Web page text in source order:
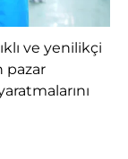
ve yenilikçi
pazar